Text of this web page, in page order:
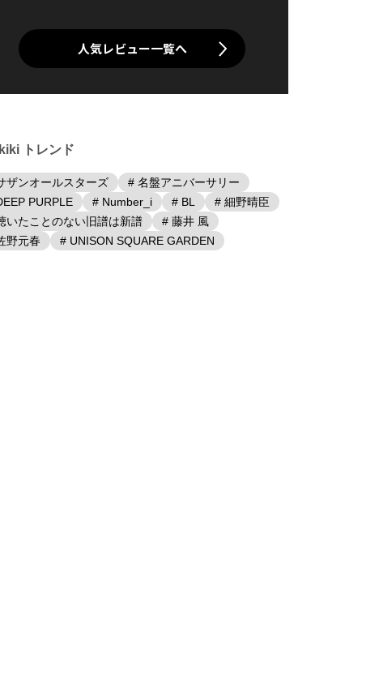
人気レビュー一覧へ
トレンド
ザンオールスターズ
# 名盤アニバーサリー
PURPLE
# Number_i # BL
# 細野晴臣
いたことのない旧譜は新譜
# 藤井 風
野元春
# UNISON SQUARE GARDEN